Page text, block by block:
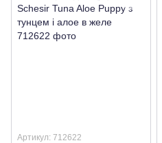
Артикул: 712622